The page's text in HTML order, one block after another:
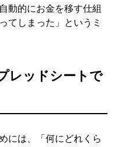
動的にお金を移す仕組
てしまった」というミ
レッドシートで
には、「何にどれくら